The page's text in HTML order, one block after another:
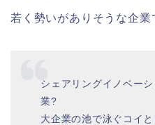
若く勢いがありそうな企業
シェアリングイノベー
業?
大企業の池で泳ぐコイ